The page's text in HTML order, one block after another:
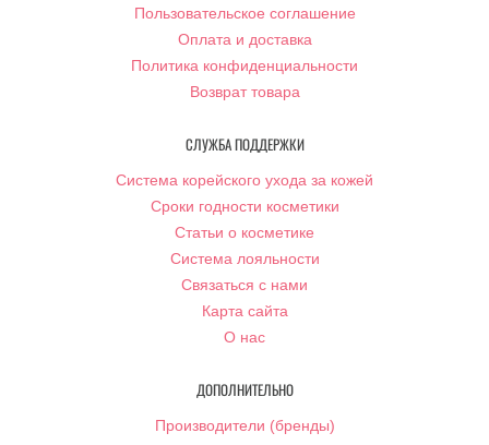
Пользовательское соглашение
Оплата и доставка
Политика конфиденциальности
Возврат товара
СЛУЖБА ПОДДЕРЖКИ
Система корейского ухода за кожей
Сроки годности косметики
Статьи о косметике
Система лояльности
Связаться с нами
Карта сайта
О нас
ДОПОЛНИТЕЛЬНО
Производители (бренды)